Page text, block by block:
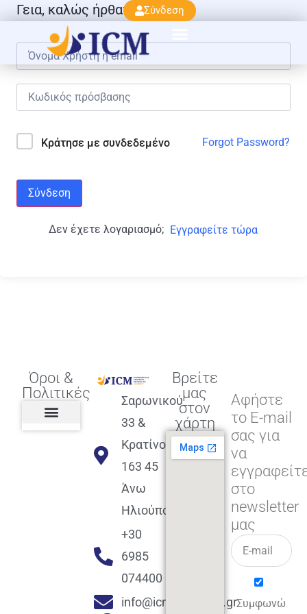
Σύνδεση
Γεια, καλώς ήρθατε πάλι!
Κράτησε με συνδεδεμένο Forgot Password?
Σύνδεση
Δεν έχετε λογαριασμό; Εγγραφείτε τώρα
Όροι &
Πολιτικές
Σαρωνικού
33 &
Κρατίνου
163 45
Άνω
Ηλιούπολη
+30
6985
074400
info@icmacademy.gr
Βρείτε
μας
στον
χάρτη
Αφήστε
το E-mail
σας για
να
στο
newsletter
μας
Συμφωνώ